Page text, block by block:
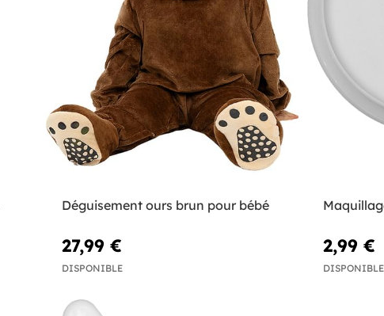
Déguisement ours brun pour bébé
27,99 €
DISPONIBLE
2,99 €
DISPONIBLE